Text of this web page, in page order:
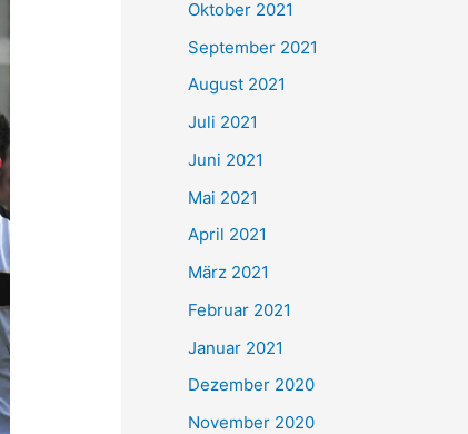
e
n
h
:
Oktober 2021
September 2021
August 2021
Juli 2021
Juni 2021
Mai 2021
April 2021
März 2021
Februar 2021
Januar 2021
Dezember 2020
November 2020